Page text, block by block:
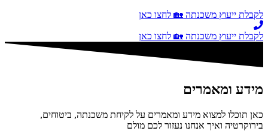
לקבלת ייעוץ משכנתה 🏡 לחצו כאן
לקבלת ייעוץ משכנתה 🏡 לחצו כאן
מידע ומאמרים
כאן תוכלו למצוא מידע ומאמרים על לקיחת משכנתה, ביטוחים,
בירוקרטיה ואיך אנחנו נעזור לכם מולם